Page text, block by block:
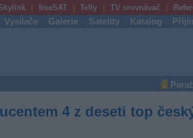
freeSAT Telly TV srovnávač
Vysílače Galerie Satelity Katalog
4 z deseti top